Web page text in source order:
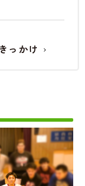
っかけ